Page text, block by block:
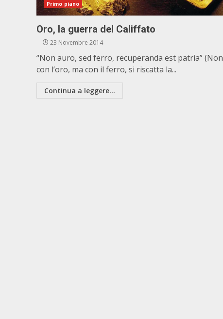
Primo piano
Oro, la guerra del Califfato
23 Novembre 2014
“Non auro, sed ferro, recuperanda est patria” (Non
con l’oro, ma con il ferro, si riscatta la...
Continua a leggere...